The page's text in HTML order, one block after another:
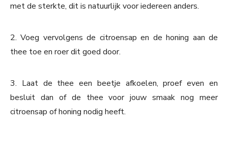
met de sterkte, dit is natuurlijk voor iedereen anders.
2. Voeg vervolgens de citroensap en de honing aan de
thee toe en roer dit goed door.
3. Laat de thee een beetje afkoelen, proef even en
besluit dan of de thee voor jouw smaak nog meer
citroensap of honing nodig heeft.